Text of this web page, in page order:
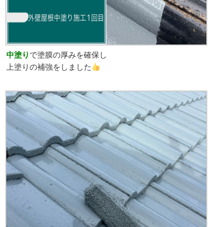
中塗りで塗膜の厚みを確保し
上塗りの補強をしました